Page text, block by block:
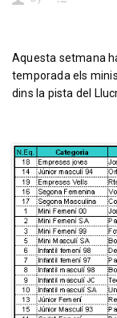
Aquesta setmana
temporada els
dins la pista del